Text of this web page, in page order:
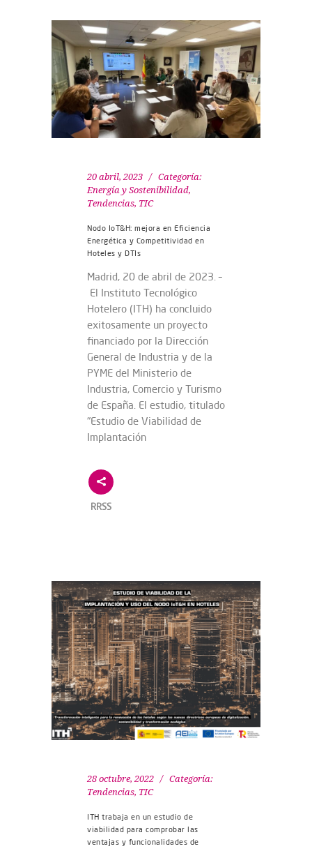
20 abril, 2023
Categoría:
Energía y Sostenibilidad,
Tendencias, TIC
Nodo IoT&H: mejora en Eficiencia
Energética y Competitividad en
Hoteles y DTIs
Madrid, 20 de abril de 2023. –
El Instituto Tecnológico
Hotelero (ITH) ha concluido
exitosamente un proyecto
financiado por la Dirección
General de Industria y de la
PYME del Ministerio de
Industria, Comercio y Turismo
de España. El estudio, titulado
"Estudio de Viabilidad de
Implantación
RRSS
28 octubre, 2022
Categoría:
Tendencias, TIC
ITH trabaja en un estudio de
viabilidad para comprobar las
ventajas y funcionalidades de